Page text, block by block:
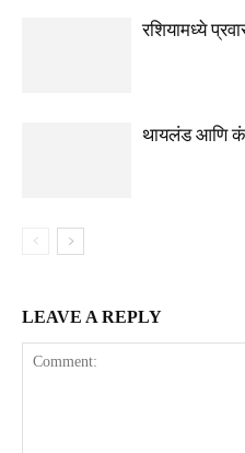
रशियामध्ये
थायलंड आणि
LEAVE A REPLY